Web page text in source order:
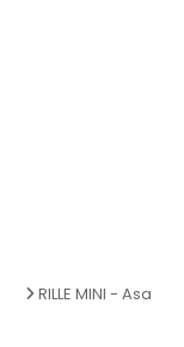
RILLE MINI - Asa